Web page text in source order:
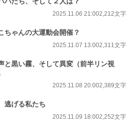
2025.11.06 21:002,212文字
ゃんの大運動会開催？
2025.11.07 13:002,311文字
黒い霧、そして異変（前半リン視
2025.11.08 20:002,389文字
逃げる私たち
2025.11.09 18:002,252文字